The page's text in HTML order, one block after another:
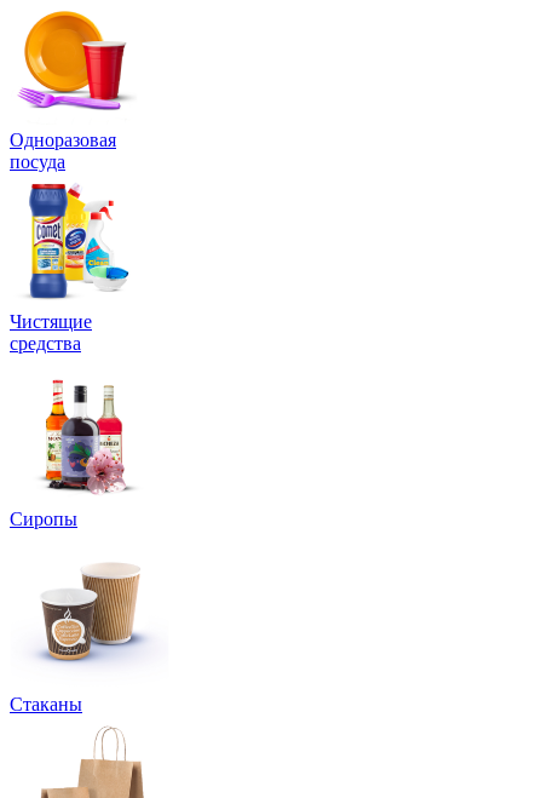
Одноразовая
посуда
Чистящие
средства
Сиропы
Стаканы